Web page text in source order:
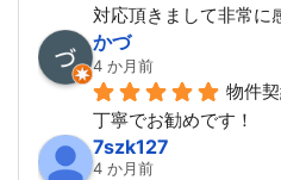
対応頂きまして非常に
かづ
4 か月前
物件
丁寧でお勧めです！
7szk127
4 か月前